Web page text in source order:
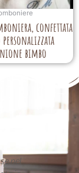
confettata
bimbo
e